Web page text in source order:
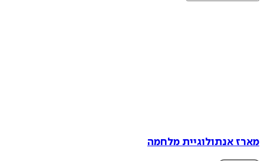
אנתולוגיית מלחמה